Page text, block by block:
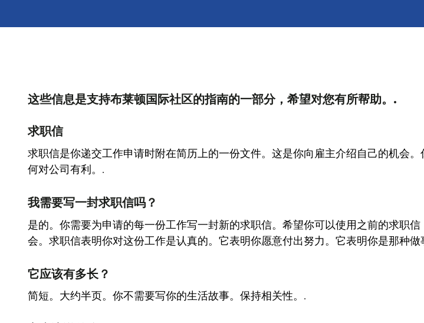
这些信息是支持布莱顿国际社区的指南的一部分，希望对您有所帮助。.
求职信
求职信是你递交工作申请时附在简历上的一份文件。这是你向雇主介绍自己的机会
何对公司有利。.
我需要写一封求职信吗？
是的。你需要为申请的每一份工作写一封新的求职信。希望你可以使用之前的求职
会。求职信表明你对这份工作是认真的。它表明你愿意付出努力。它表明你是那种
它应该有多长？
简短。大约半页。你不需要写你的生活故事。保持相关性。.